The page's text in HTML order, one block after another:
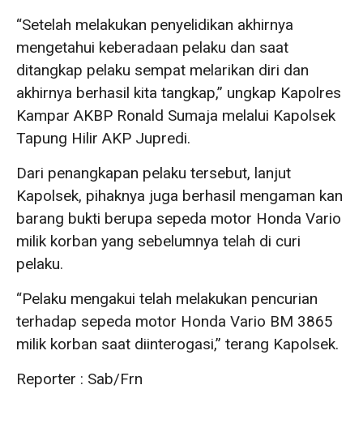
“Setelah melakukan penyelidikan akhirnya
mengetahui keberadaan pelaku dan saat
ditangkap pelaku sempat melarikan diri dan
akhirnya berhasil kita tangkap,” ungkap Kapolres
Kampar AKBP Ronald Sumaja melalui Kapolsek
Tapung Hilir AKP Jupredi.
Dari penangkapan pelaku tersebut, lanjut
Kapolsek, pihaknya juga berhasil mengaman kan
barang bukti berupa sepeda motor Honda Vario
milik korban yang sebelumnya telah di curi
pelaku.
“Pelaku mengakui telah melakukan pencurian
terhadap sepeda motor Honda Vario BM 3865
milik korban saat diinterogasi,” terang Kapolsek.
Reporter : Sab/Frn